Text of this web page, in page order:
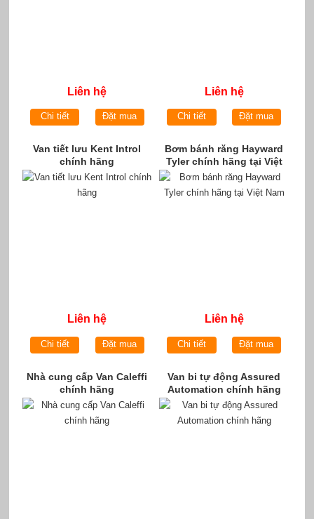
Liên hệ
Chi tiết Đặt mua
Liên hệ
Chi tiết Đặt mua
Van tiết lưu Kent Introl
chính hãng
Liên hệ
Chi tiết Đặt mua
Bơm bánh răng Hayward
Tyler chính hãng tại Việt
Nam
Liên hệ
Chi tiết Đặt mua
Nhà cung cấp Van Caleffi
chính hãng
Van bi tự động Assured
Automation chính hãng